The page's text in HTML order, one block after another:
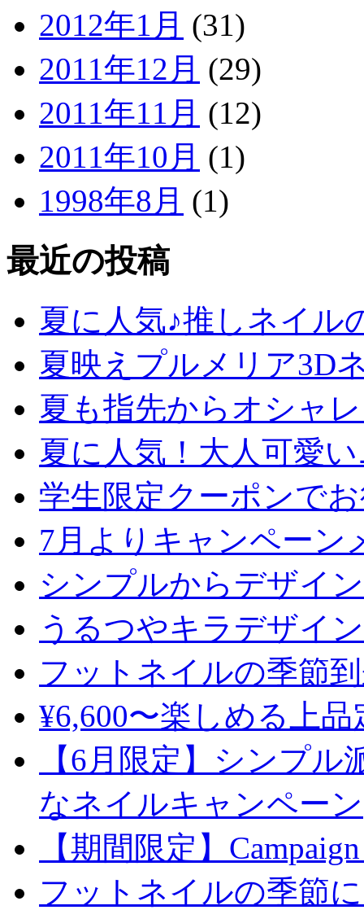
2012年1月 (31)
2011年12月 (29)
2011年11月 (12)
2011年10月 (1)
1998年8月 (1)
最近の投稿
夏に人気♪推しネイル
夏映えプルメリア3D
夏も指先からオシャ
夏に人気！大人可愛
学生限定クーポンで
7月よりキャンペーン
シンプルからデザイ
うるつやキラデザイン
フットネイルの季節
¥6,600〜楽しめる上
【6月限定】シンプ
なネイルキャンペーン
【期間限定】
フットネイルの季節